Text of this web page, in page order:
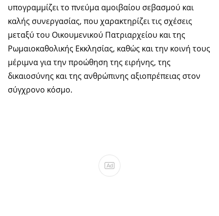
υπογραμμίζει το πνεύμα αμοιβαίου σεβασμού και
καλής συνεργασίας, που χαρακτηρίζει τις σχέσεις
μεταξύ του Οικουμενικού Πατριαρχείου και της
Ρωμαιοκαθολικής Εκκλησίας, καθώς και την κοινή τους
μέριμνα για την προώθηση της ειρήνης, της
δικαιοσύνης και της ανθρώπινης αξιοπρέπειας στον
σύγχρονο κόσμο.
Ad